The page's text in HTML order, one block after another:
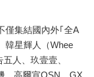
僅集結國內外｢全A
韓星輝人（Whee
人、玖壹壹、
、高爾宣OSN
GX